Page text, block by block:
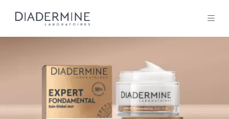
ACCUEIL
Composition